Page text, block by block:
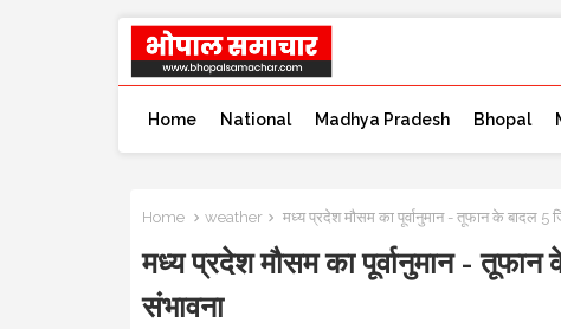
Home National Madhya Pradesh Bhopal
Home weather मध्य प्रदेश मौसम का पूर्वानुमान - तूफान के बादल 5
मध्य प्रदेश मौसम का पूर्वानुमान -
संभावना